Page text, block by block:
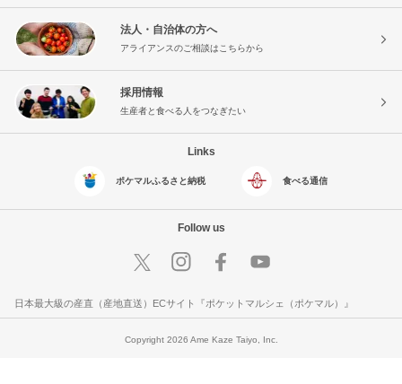
法人・自治体の方へ
アライアンスのご相談はこちらから
採用情報
生産者と食べる人をつなぎたい
Links
ポケマルふるさと納税 食べる通信
Follow us
日本最大級の産直（産地直送）ECサイト『ポケットマルシェ（ポケマル）』
Copyright 2026 Ame Kaze Taiyo, Inc.